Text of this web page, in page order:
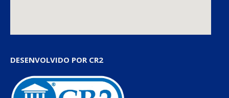
DESENVOLVIDO POR CR2